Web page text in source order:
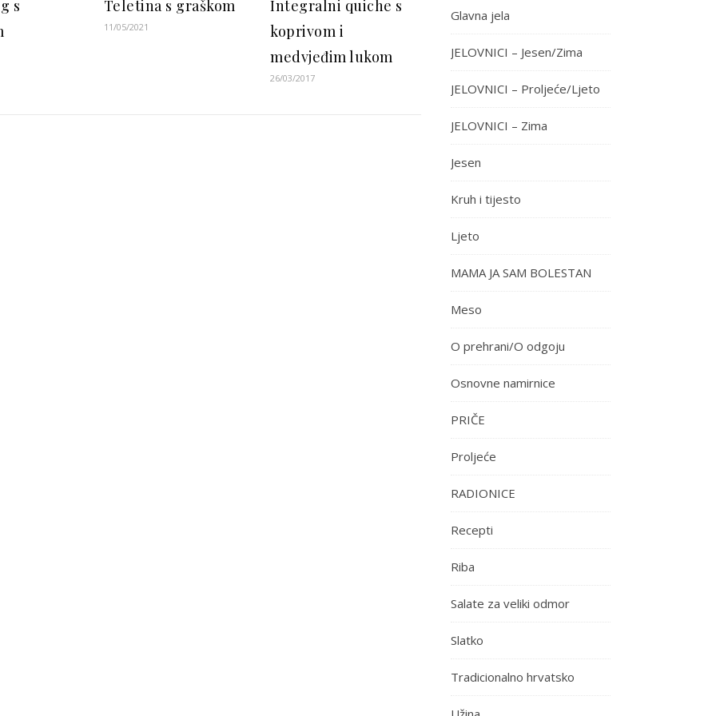
s
Teletina s graškom
11/05/2021
Integralni quiche s
koprivom i
medvjeđim lukom
26/03/2017
Glavna jela
JELOVNICI – Jesen/Zima
JELOVNICI – Proljeće/Ljeto
JELOVNICI – Zima
Jesen
Kruh i tijesto
Ljeto
MAMA JA SAM BOLESTAN
Meso
O prehrani/O odgoju
Osnovne namirnice
PRIČE
Proljeće
RADIONICE
Recepti
Riba
Salate za veliki odmor
Slatko
Tradicionalno hrvatsko